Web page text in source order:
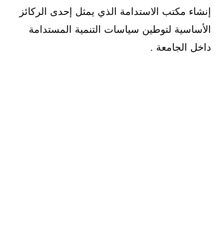
إنشاء مكتب الاستدامة الذي يمثل إحدى الركائز
الأساسية لتوطين سياسات التنمية المستدامة
داخل الجامعة .